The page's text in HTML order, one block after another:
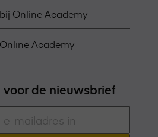
Online Academy
Academy
de nieuwsbrief